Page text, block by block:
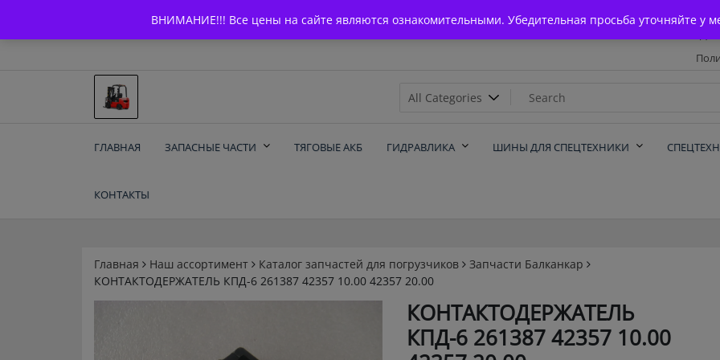
ВНИМАНИЕ!!! Все цены на сайте являются ознакомительными. Убедительная просьба уточняйте у
content
Запчасти для вилочых
ГЛАВНАЯ ЗАПАСНЫЕ ЧАСТИ ТЯГОВЫЕ АКБ ГИДРАВЛИКА ШИНЫ ДЛЯ СПЕЦТЕХНИКИ
КОНТАКТЫ
Главная Наш ассортимент Каталог запчастей для погрузчиков
Запчасти Балканкар
КОНТАКТОДЕРЖАТЕЛЬ КПД-6 261387 42357 10.00 42357 20.00
КОНТАКТОДЕРЖАТЕЛЬ
КПД-6 261387 42357 10.00